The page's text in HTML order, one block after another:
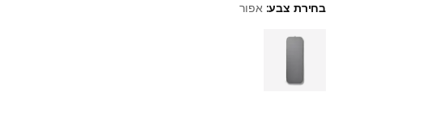
בחירת צבע: אפור
Choose a variant